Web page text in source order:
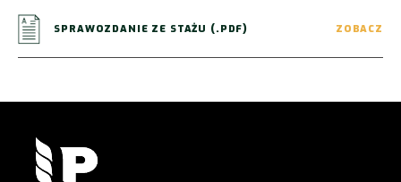
SPRAWOZDANIE ZE STAŻU (.PDF) ZOBACZ